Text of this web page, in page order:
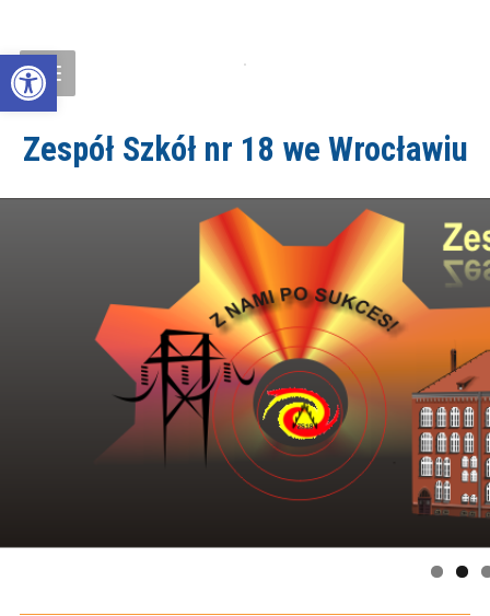
Open toolbar
Zespół Szkół nr 18 we Wrocławiu